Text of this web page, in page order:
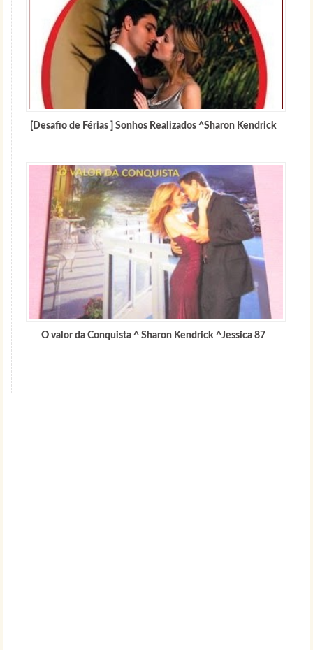
[Desafio de Férias ] Sonhos Realizados ^Sharon Kendrick
O valor da Conquista ^ Sharon Kendrick ^Jessica 87